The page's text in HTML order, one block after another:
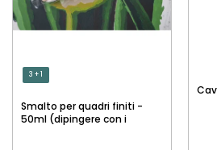
3 + 1
Smalto per quadri finiti -
50ml (dipingere con i